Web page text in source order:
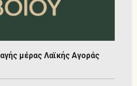
μέρας Λαϊκής Αγοράς